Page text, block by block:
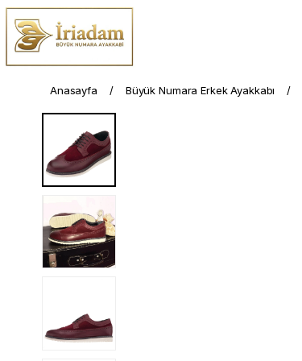
Anasayfa Büyük Numara Erkek Ayakkabı